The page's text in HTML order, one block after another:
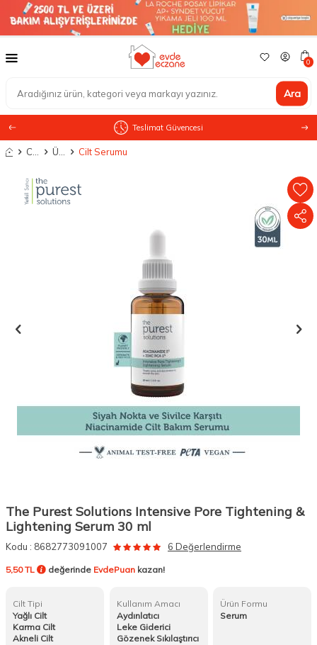
Ara
0
Teslimat Güvencesi
Anasayfa Cilt Serumu
The Purest Solutions Intensive Pore Tightening &
Lightening Serum 30 ml
Kodu : 8682773091007 6 Değerlendirme
5,50 TL değerinde EvdePuan kazan!
Cilt Tipi
Yağlı Cilt
Karma Cilt
Akneli Cilt
Kullanım Amacı
Aydınlatıcı
Leke Giderici
Gözenek Sıkılaştırıcı
Ürün Formu
Serum